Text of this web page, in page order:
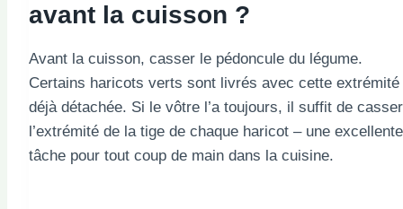
avant la cuisson ?
Avant la cuisson, casser le pédoncule du légume.
Certains haricots verts sont livrés avec cette extrémité
déjà détachée. Si le vôtre l’a toujours, il suffit de casser
l’extrémité de la tige de chaque haricot – une excellente
tâche pour tout coup de main dans la cuisine.